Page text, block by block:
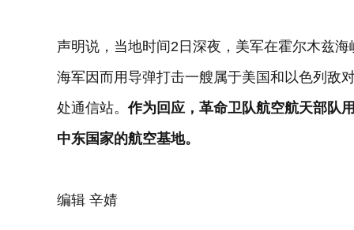
声明说，当地时间2日深夜，美军在霍尔木兹
海军因而用导弹打击一艘属于美国和以色列敌
处通信站。作为回应，革命卫队航空航天部队
中东国家的航空基地。
编辑 辛婧